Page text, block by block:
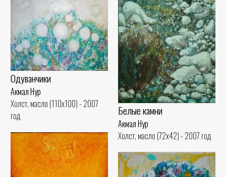
Белые камни
Акмал Нур
Холст, масло (72x42) - 2007 год
Одуванчики
Акмал Нур
Холст, масло (110x100) - 2007
год